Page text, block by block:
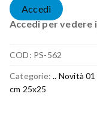
Accedi
Accedi per vedere
COD: PS-562
Categorie:.. Novità
cm 25x25